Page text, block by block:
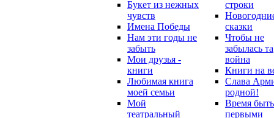
Букет из нежных
чувств
Имена Победы
Нам эти годы не
забыть
Мои друзья -
книги
Любимая книга
моей семьи
Мой
театральный
строки
сказки
Чтобы не
забылась та
война
Книги на
Слава
родной!
Время быть
первыми